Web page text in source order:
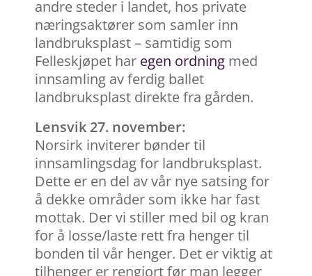
andre steder i landet, hos private
næringsaktører som samler inn
landbruksplast – samtidig som
Felleskjøpet har egen ordning med
innsamling av ferdig ballet
landbruksplast direkte fra gården.
Lensvik 27. november:
Norsirk inviterer bønder til
innsamlingsdag for landbruksplast.
Dette er en del av vår nye satsing for
å dekke områder som ikke har fast
mottak. Der vi stiller med bil og kran
for å losse/laste rett fra henger til
bonden til vår henger. Det er viktig at
tilhenger er rengjort før man legger